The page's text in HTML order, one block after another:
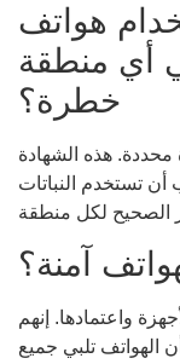
هواتف
أي منطقة
خطرة؟
محددة. هذه الشهادة
تستخدم النباتات
آمنة؟
واعتمادها. إنهم
الهواتف تلبي جميع